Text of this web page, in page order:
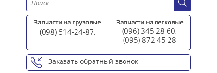
Запчасти на грузовые
(098) 514-24-87,
Запчасти на легковые
(096) 345 28 60,
(095) 872 45 28
Заказать обратный звонок